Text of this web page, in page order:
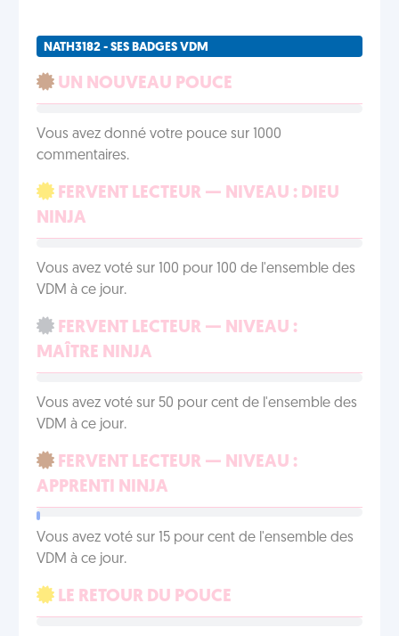
NATH3182 - SES BADGES VDM
UN NOUVEAU POUCE
Vous avez donné votre pouce sur 1000
commentaires.
FERVENT LECTEUR — NIVEAU : DIEU
NINJA
Vous avez voté sur 100 pour 100 de l'ensemble des
VDM à ce jour.
FERVENT LECTEUR — NIVEAU :
MAÎTRE NINJA
Vous avez voté sur 50 pour cent de l'ensemble des
VDM à ce jour.
FERVENT LECTEUR — NIVEAU :
APPRENTI NINJA
Vous avez voté sur 15 pour cent de l'ensemble des
VDM à ce jour.
LE RETOUR DU POUCE